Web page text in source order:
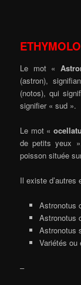
Le mot «
(astron),
(notos), qui
signifier « sud ».
Le mot «
de petits yeux
poisson située
Il existe d’autres
Astronotus
Astronotus
Astronotus
Variétés ou
–